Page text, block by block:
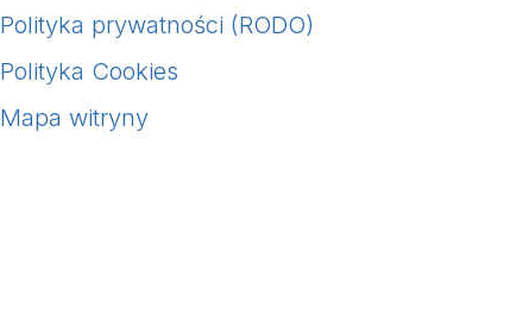
Polityka prywatności (RODO)
Polityka Cookies
Mapa witryny